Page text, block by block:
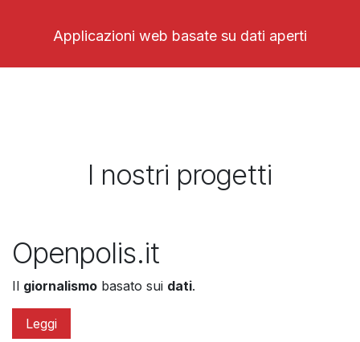
Applicazioni web basate su dati aperti
I nostri progetti
​Openpolis.it​
Il giornalismo basato sui dati.
Leggi